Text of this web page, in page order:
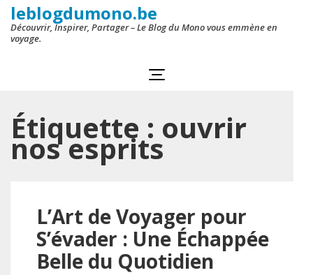
leblogdumono.be
Découvrir, Inspirer, Partager – Le Blog du Mono vous emmène en
voyage.
Étiquette : ouvrir
nos esprits
L’Art de Voyager pour
S’évader : Une Échappée
Belle du Quotidien